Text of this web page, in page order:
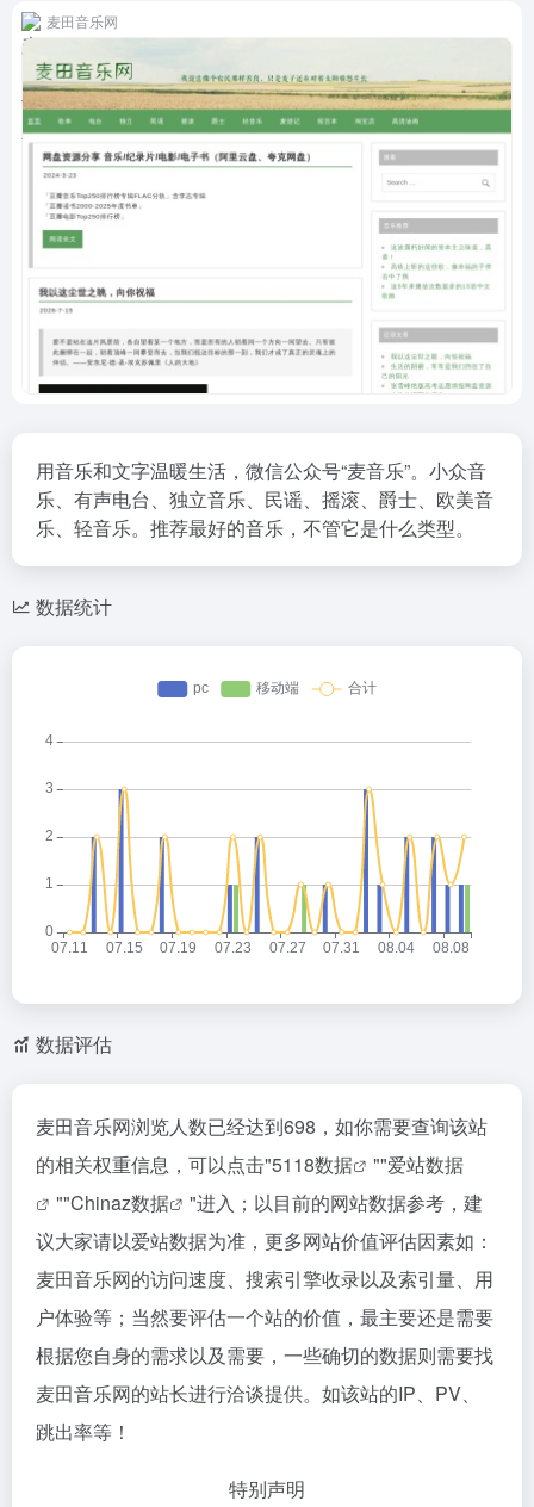
麦田音乐网
用音乐和文字温暖生活，微信公众号“麦音乐”。小众音
乐、有声电台、独立音乐、民谣、摇滚、爵士、欧美音
乐、轻音乐。推荐最好的音乐，不管它是什么类型。
数据统计
数据评估
麦田音乐网浏览人数已经达到698，如你需要查询该站
的相关权重信息，可以点击"5118数据 ""爱站数据
""Chinaz数据
"进入；以目前的网站数据参考，建
议大家请以爱站数据为准，更多网站价值评估因素如：
麦田音乐网的访问速度、搜索引擎收录以及索引量、用
户体验等；当然要评估一个站的价值，最主要还是需要
根据您自身的需求以及需要，一些确切的数据则需要找
麦田音乐网的站长进行洽谈提供。如该站的IP、PV、
跳出率等！
特别声明